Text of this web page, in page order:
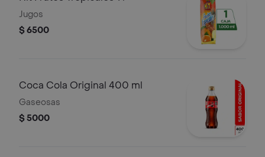
Jugos
$ 6500
Coca Cola Original 400 ml
Gaseosas
$ 5000